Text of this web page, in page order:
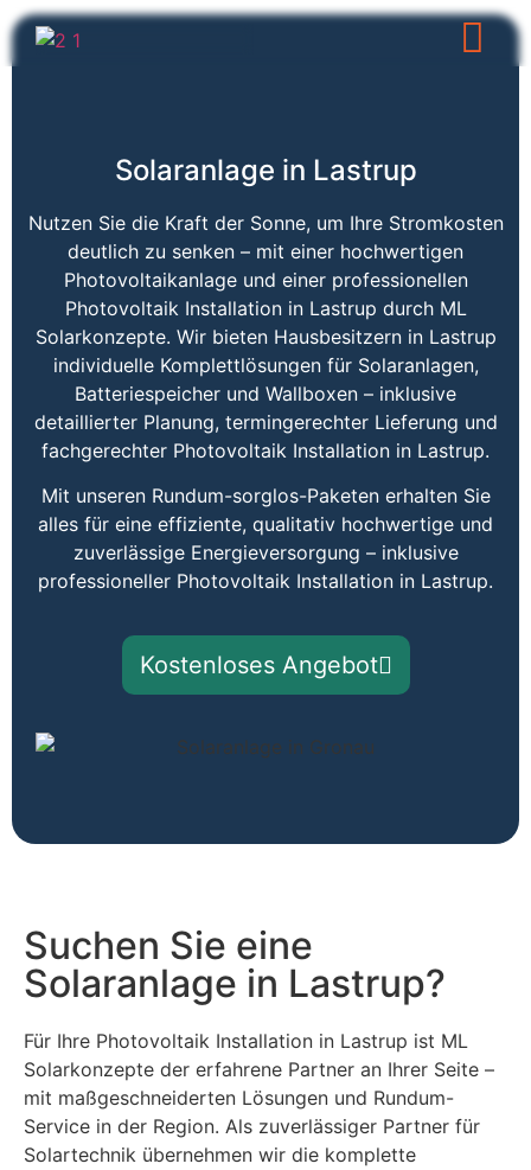
Solaranlage in Lastrup
Nutzen Sie die Kraft der Sonne, um Ihre Stromkosten
deutlich zu senken – mit einer hochwertigen
Photovoltaikanlage und einer professionellen
Photovoltaik Installation in Lastrup durch ML
Solarkonzepte. Wir bieten Hausbesitzern in Lastrup
individuelle Komplettlösungen für Solaranlagen,
Batteriespeicher und Wallboxen – inklusive
detaillierter Planung, termingerechter Lieferung und
fachgerechter Photovoltaik Installation in Lastrup.
Mit unseren Rundum-sorglos-Paketen erhalten Sie
alles für eine effiziente, qualitativ hochwertige und
zuverlässige Energieversorgung – inklusive
professioneller Photovoltaik Installation in Lastrup.
Kostenloses Angebot
Suchen Sie eine
Solaranlage in Lastrup?
Für Ihre Photovoltaik Installation in Lastrup ist ML
Solarkonzepte der erfahrene Partner an Ihrer Seite –
mit maßgeschneiderten Lösungen und Rundum-
Service in der Region. Als zuverlässiger Partner für
Solartechnik übernehmen wir die komplette